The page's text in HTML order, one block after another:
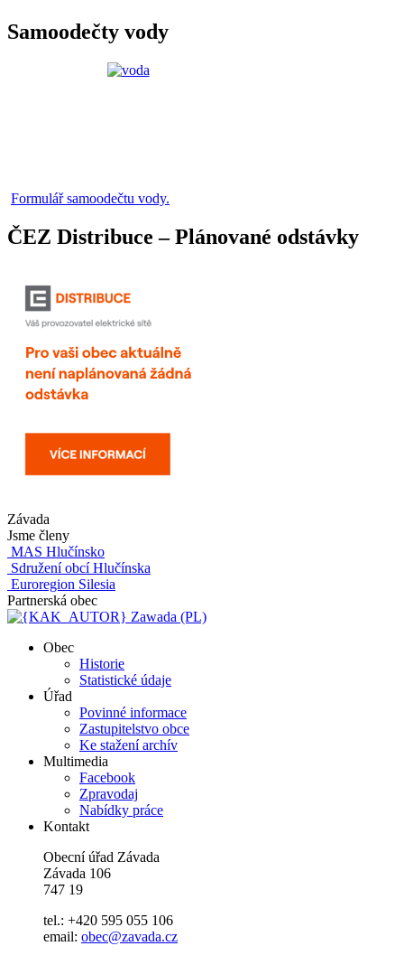
Samoodečty vody
Formulář samoodečtu vody.
ČEZ Distribuce – Plánované odstávky
Závada
Jsme členy
MAS Hlučínsko
Sdružení obcí Hlučínska
Euroregion Silesia
Partnerská obec
Zawada (PL)
Obec
Historie
Statistické údaje
Úřad
Povinné informace
Zastupitelstvo obce
Ke stažení archív
Multimedia
Facebook
Zpravodaj
Nabídky práce
Kontakt
Obecní úřad Závada
Závada 106
747 19
tel.: +420 595 055 106
email: obec@zavada.cz